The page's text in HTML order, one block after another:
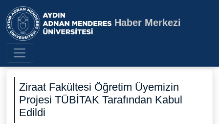
Aydın Adnan Menderes
Haber Merkezi
Ziraat Fakültesi Öğretim Üyemizin
Projesi TÜBİTAK Tarafından Kabul
Edildi